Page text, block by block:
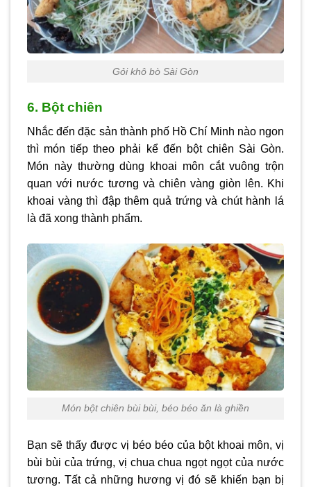
Gỏi khô bò Sài Gòn
6. Bột chiên
Nhắc đến đặc sản thành phố Hồ Chí Minh nào ngon
thì món tiếp theo phải kể đến bột chiên Sài Gòn.
Món này thường dùng khoai môn cắt vuông trộn
quan với nước tương và chiên vàng giòn lên. Khi
khoai vàng thì đập thêm quả trứng và chút hành lá
là đã xong thành phẩm.
Món bột chiên bùi bùi, béo béo ăn là ghiền
Bạn sẽ thấy được vị béo béo của bột khoai môn, vị
bùi bùi của trứng, vị chua chua ngọt ngọt của nước
tương. Tất cả những hương vị đó sẽ khiến bạn bị